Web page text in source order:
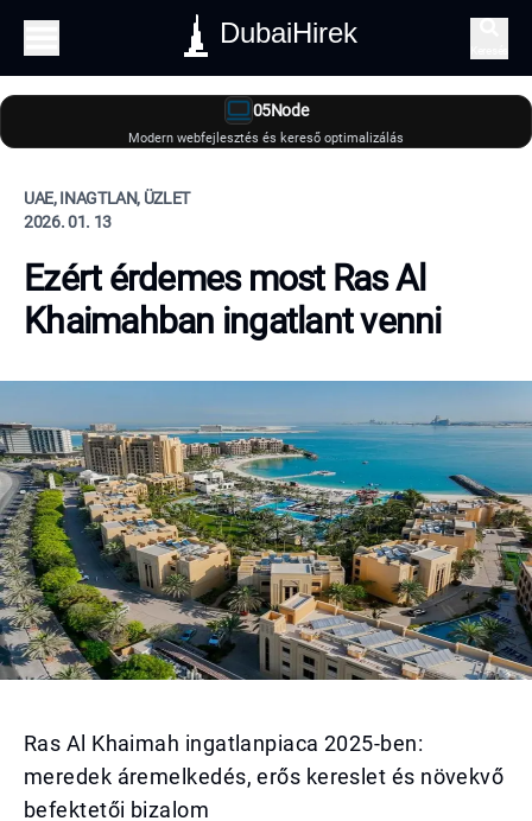
DubaiHirek
05Node
Modern webfejlesztés és kereső optimalizálás
UAE, INAGTLAN, ÜZLET
2026. 01. 13
Ezért érdemes most Ras Al
Khaimahban ingatlant venni
Ras Al Khaimah ingatlanpiaca 2025-ben:
meredek áremelkedés, erős kereslet és növekvő
befektetői bizalom